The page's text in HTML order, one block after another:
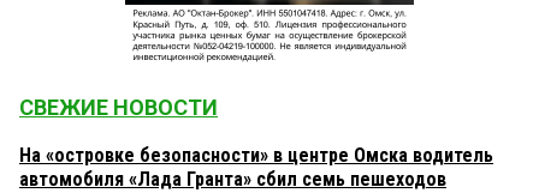
СВЕЖИЕ НОВОСТИ
На «островке безопасности» в центре Омска водитель
автомобиля «Лада Гранта» сбил семь пешеходов